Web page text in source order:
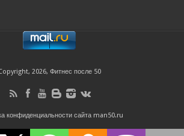
2026, Фитнес после 50
конфиденциальности сайта man50.ru